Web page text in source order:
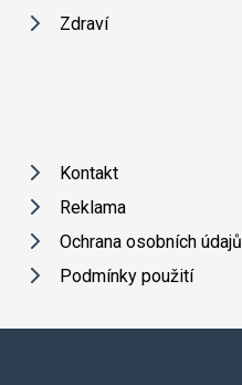
Zdraví
Kontakt
Reklama
Ochrana osobních údajů
Podmínky použití